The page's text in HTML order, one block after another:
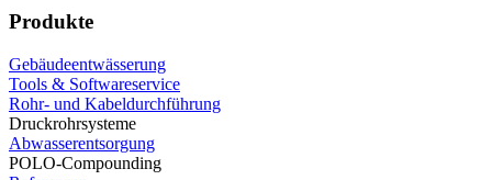
Produkte
Gebäudeentwässerung
Tools & Softwareservice
Rohr- und Kabeldurchführung
Druckrohrsysteme
Abwasserentsorgung
POLO-Compounding